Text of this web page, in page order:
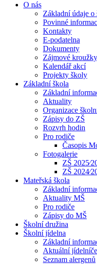
O nás
Základní údaje o
Povinné
Kontakty
E-podatelna
Dokumenty
Zájmové kroužky
Kalendář akcí
Projekty školy
Základní škola
Základní
Aktuality
Organizace
Zápisy do ZŠ
Rozvrh hodin
Pro rodiče
Časopis
Fotogalerie
ZŠ
ZŠ
Mateřská škola
Základní
Aktuality MŠ
Pro rodiče
Zápisy do MŠ
Školní družina
Školní jídelna
Základní
Aktuální
Seznam alergenů